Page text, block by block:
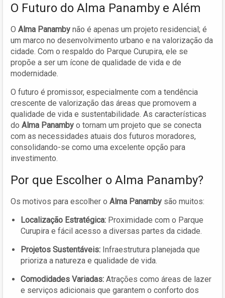
O Futuro do Alma Panamby e Além
O Alma Panamby não é apenas um projeto residencial; é
um marco no desenvolvimento urbano e na valorização da
cidade. Com o respaldo do Parque Curupira, ele se
propõe a ser um ícone de qualidade de vida e de
modernidade.
O futuro é promissor, especialmente com a tendência
crescente de valorização das áreas que promovem a
qualidade de vida e sustentabilidade. As características
do Alma Panamby o tornam um projeto que se conecta
com as necessidades atuais dos futuros moradores,
consolidando-se como uma excelente opção para
investimento.
Por que Escolher o Alma Panamby?
Os motivos para escolher o Alma Panamby são muitos:
Localização Estratégica: Proximidade com o Parque
Curupira e fácil acesso a diversas partes da cidade.
Projetos Sustentáveis: Infraestrutura planejada que
prioriza a natureza e qualidade de vida.
Comodidades Variadas: Atrações como áreas de lazer
e serviços adicionais que garantem o conforto dos